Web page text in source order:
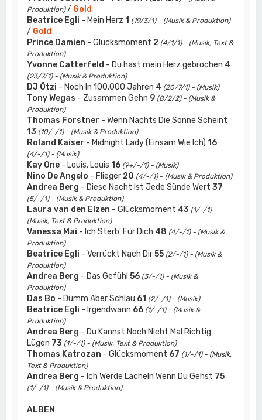
Produktion)/ Gold
Beatrice Egli - Mein Herz 1 (19/3/1) - (Musik & Produktion)
/ Gold
Prince Damien - Glücksmoment 2 (4/1/1) - (Musik, Text &
Produktion)
Yvonne Catterfeld - Du hast mein Herz gebrochen 4
(23/7/1) - (Musik & Produktion)
DJ Ötzi - Noch In 100.000 Jahren 4 (20/7/1) - (Musik)
Tony Wegas - Zusammen Gehn 9 (8/2/2) - (Musik &
Produktion)
Thomas Forstner - Wenn Nachts Die Sonne Scheint
13 (10/-/1) - (Musik & Produktion)
Roland Kaiser - Midnight Lady (Einsam Wie Ich) 16
(4/-/1) - (Musik)
Kay One - Louis, Louis 16 (9+/-/1) - (Musik)
Nino De Angelo - Flieger 20 (4/-/1)- (Musik & Produktion)
Andrea Berg - Diese Nacht Ist Jede Sünde Wert37
(5/-/1) - (Musik & Produktion)
Laura van den Elzen - Glücksmoment 43 (1/-/1) -
(Musik, Text & Produktion)
Vanessa Mai - Ich Sterb' Für Dich 48 (4/-/1) - (Musik &
Produktion)
Beatrice Egli - Verrückt Nach Dir55 (2/-/1) - (Musik &
Produktion)
Andrea Berg - Das Gefühl56 (3/-/1) - (Musik &
Produktion)
Das Bo - Dumm Aber Schlau 61 (2/-/1) - (Musik)
Beatrice Egli - Irgendwann 66 (1/-/1) - (Musik &
Produktion)
Andrea Berg - Du Kannst Noch Nicht Mal Richtig
Lügen 73 (1/-/1) - (Musik, Text & Produktion)
Thomas Katrozan - Glücksmoment 67 (1/-/1) - (Musik,
Text & Produktion)
Andrea Berg - Ich Werde Lächeln Wenn Du Gehst 75
(1/-/1) - (Musik & Produktion)
ALBEN